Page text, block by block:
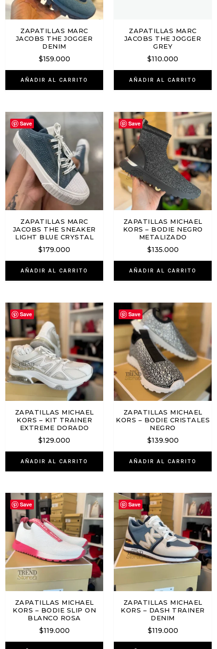
ZAPATILLAS MARC
JACOBS THE JOGGER
DENIM
$159.000
AÑADIR AL CARRITO
ZAPATILLAS MARC
JACOBS THE JOGGER
GREY
$110.000
AÑADIR AL CARRITO
Save
ZAPATILLAS MARC
JACOBS THE SNEAKER
LIGHT BLUE CRYSTAL
$179.000
AÑADIR AL CARRITO
Save
ZAPATILLAS MICHAEL
KORS – BODIE NEGRO
METALIZADO
$135.000
AÑADIR AL CARRITO
Save
ZAPATILLAS MICHAEL
KORS – KIT TRAINER
EXTREME DORADO
$129.000
AÑADIR AL CARRITO
Save
ZAPATILLAS MICHAEL
KORS – BODIE CRISTALES
NEGRO
$139.900
AÑADIR AL CARRITO
Save
ZAPATILLAS MICHAEL
KORS – BODIE SLIP ON
BLANCO ROSA
$119.000
Save
ZAPATILLAS MICHAEL
KORS – DASH TRAINER
DENIM
$119.000